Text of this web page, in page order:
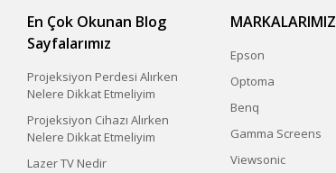
En Çok Okunan Blog
Sayfalarımız
Projeksiyon Perdesi Alırken
Nelere Dikkat Etmeliyim
Projeksiyon Cihazı Alırken
Nelere Dikkat Etmeliyim
Lazer TV Nedir
MARKALARIMIZ
Epson
Optoma
Benq
Gamma Screens
Viewsonic